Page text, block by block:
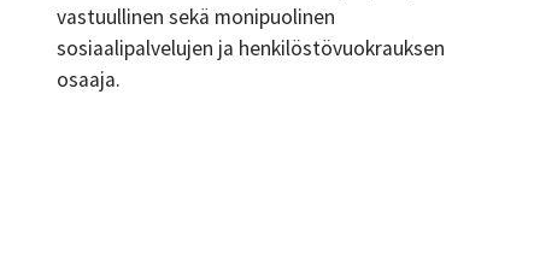
vastuullinen sekä monipuolinen
sosiaalipalvelujen ja henkilöstövuokrauksen
osaaja.